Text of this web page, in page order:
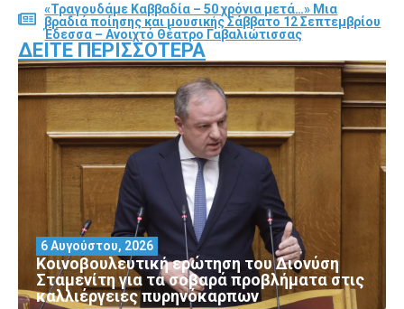
«Τραγουδάμε Καββαδία – 50 χρόνια μετά…» Μια
βραδιά ποίησης και μουσικής Σάββατο 12 Σεπτεμβρίου
Έδεσσα – Ανοιχτό Θέατρο Γαβαλιώτισσας
ΔΕΊΤΕ ΠΕΡΙΣΣΌΤΕΡΑ
Κοινοβουλευτική ερώτηση του Διονύση
Σταμενίτη για τα σοβαρά προβλήματα στις
καλλιέργειες πυρηνόκαρπων
6 Αυγούστου, 2026